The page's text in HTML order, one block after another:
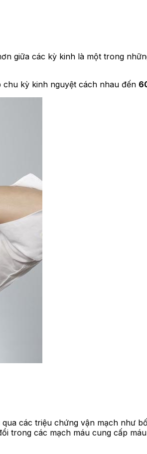
giữa các kỳ kinh là một trong
kỳ kinh nguyệt cách nhau đến
các triệu chứng vận mạch như
trong các mạch máu cung cấp